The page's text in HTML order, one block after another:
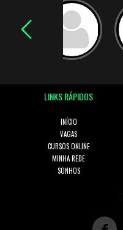
LINKS RÁPIDOS
INÍCIO
VAGAS
CURSOS ONLINE
MINHA REDE
SONHOS